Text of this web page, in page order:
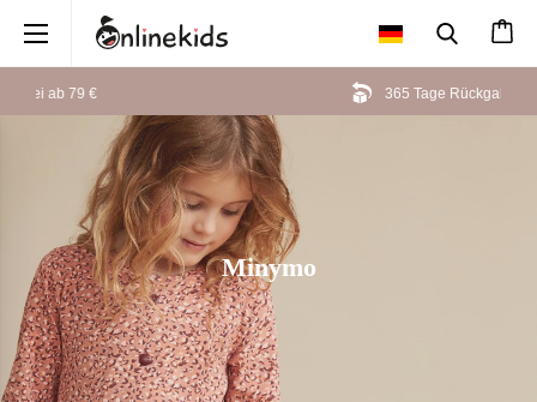
365 Tage Rückgaberecht
Minymo